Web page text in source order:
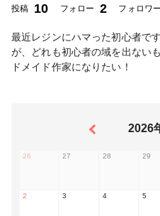
投稿 10 フォロー 2 フォロワー
最近レジンにハマった初心者で
が、どれも初心者の域を出ない
ドメイド作家になりたい！
2026
26 27 28 29
2 3 4 5